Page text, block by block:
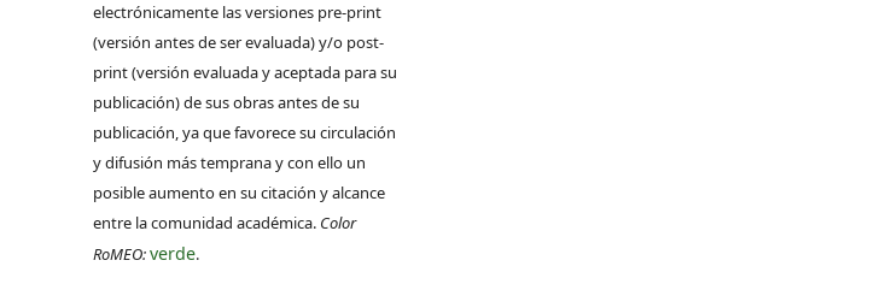
electrónicamente las versiones pre-print
(versión antes de ser evaluada) y/o post-
print (versión evaluada y aceptada para su
publicación) de sus obras antes de su
publicación, ya que favorece su circulación
y difusión más temprana y con ello un
posible aumento en su citación y alcance
entre la comunidad académica. Color
RoMEO:verde.